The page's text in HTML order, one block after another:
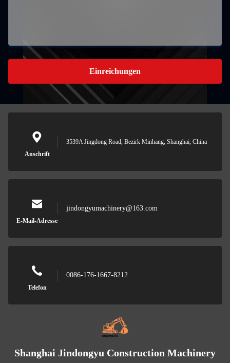
Einreichungen
Anschrift
3539A Jingdong Road, Bezirk Minhang, Shanghai, China
E-Mail-Adresse
jindongyumachinery@163.com
Telefon
0086-176-1667-8212
Shanghai Jindongyu Construction Machinery